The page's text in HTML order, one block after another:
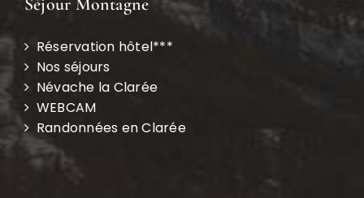
Réservation hôtel***
Nos séjours
Névache la Clarée
WEBCAM
Randonnées en Clarée